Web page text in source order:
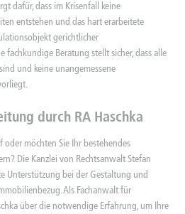
dafür, dass im Krisenfall keine
entstehen und das hart erarbeitete
gerichtlicher
fachkundige Beratung stellt sicher, dass alle
und keine unangemessene
durch RA Haschka
möchten Sie Ihr bestehendes
Die Kanzlei von Rechtsanwalt Stefan
Unterstützung bei der Gestaltung und
Als Fachanwalt für
über die notwendige Erfahrung, um Ihre